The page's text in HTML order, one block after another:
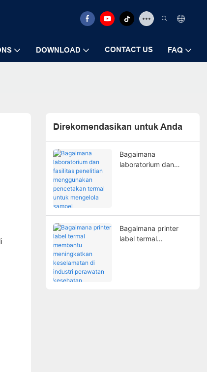
DOWNLOAD CONTACT US FAQ
Direkomendasikan untuk Anda
Bagaimana
laboratorium dan
sampel
Bagaimana printer
label termal